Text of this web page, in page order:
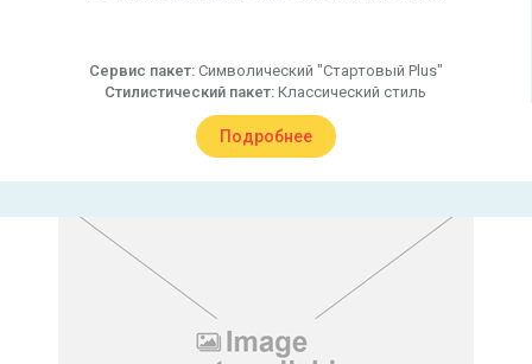
Сервис пакет: Символический "Стартовый Plus"
Стилистический пакет: Классический стиль
Подробнее